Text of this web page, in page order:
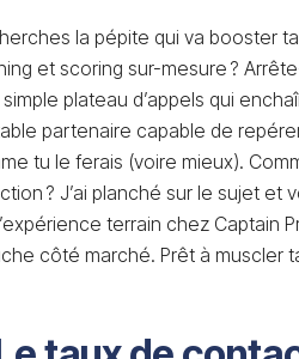
la pépite qui va booster
et scoring sur-mesure ?
simple plateau d’appels qui
partenaire capable de
tu le ferais (voire mieux).
? J’ai planché sur le sujet
terrain chez Captain
côté marché. Prêt à muscler